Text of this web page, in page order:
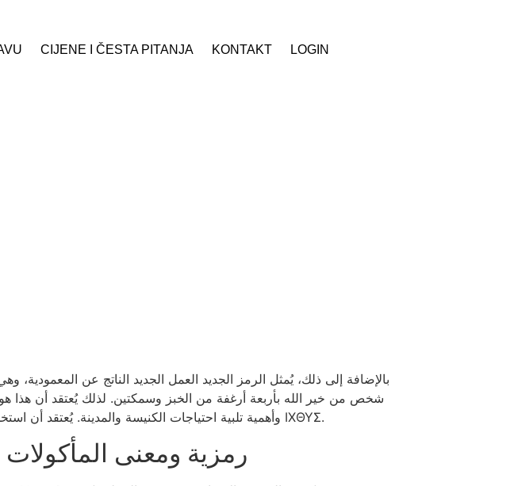
CIJENE I ČESTA PITANJA KONTAKT LOGIN
بالإضافة إلى ذلك، يُمثل الرمز الجديد العمل الجديد الناتج عن
شخص من خير الله بأربعة أرغفة من الخبز وسمكتين. لذلك يُعتقد أن هذا
وأهمية تلبية احتياجات الكنيسة والمدينة. يُعتقد أن استخدام المصطلح كرمز جاء من العبارة اليونانية "الله المسيح، ابن الخير، المخلص"، والتي تُكتب ΙΧΘΥΣ.
رمزية ومعنى